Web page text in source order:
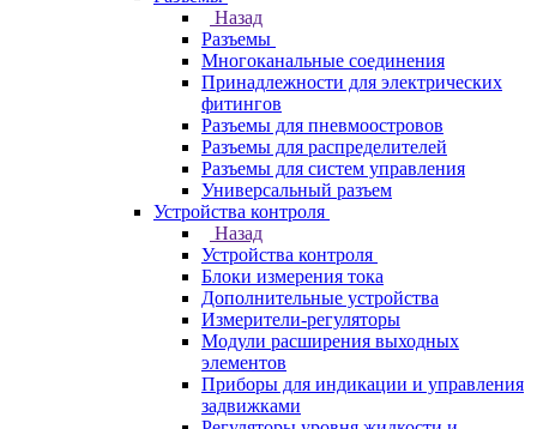
Назад
Разъемы
Многоканальные соединения
Принадлежности для электрических
фитингов
Разъемы для пневмоостровов
Разъемы для распределителей
Разъемы для систем управления
Универсальный разъем
Устройства контроля
Назад
Устройства контроля
Блоки измерения тока
Дополнительные устройства
Измерители-регуляторы
Модули расширения выходных
элементов
Приборы для индикации и управления
задвижками